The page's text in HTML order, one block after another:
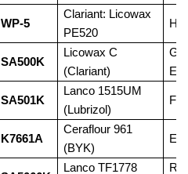
WP-5
Clariant: Licowax
PE520
SA500K
Licowax C
(Clariant)
SA501K
Lanco 1515UM
(Lubrizol)
K7661A
Ceraflour 961
(BYK)
Lanco TF1778